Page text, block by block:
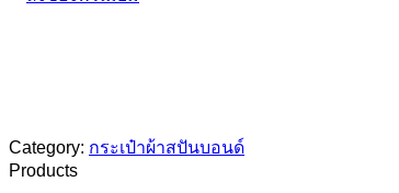
Category: กระเป๋าผ้าสปันบอนด์
Products